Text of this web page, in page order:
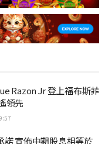
Razon Jr 登上福布斯菲
領先
諾 宣佈中期股息相等於